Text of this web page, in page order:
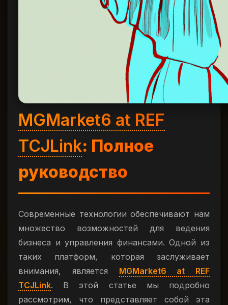
MGMarket6 at REF
TCJLink: Полное
руководство
Современные технологии обеспечивают нам
множество возможностей для ведения
бизнеса и управления финансами. Одной из
таких платформ, которая заслуживает
внимания, является MGMarket6 at REF
TCJLink. В этой статье мы подробно
рассмотрим, что представляет собой эта